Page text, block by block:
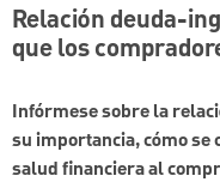
Relación deuda-
que los
Infórmese sobre la
su importancia, cómo se
salud financiera al